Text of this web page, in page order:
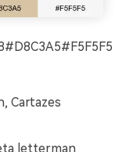
Cartazes
letterman